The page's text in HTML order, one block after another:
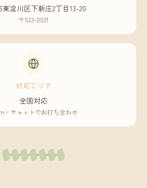
東淀川区下新庄2丁目13-20
〒533-0021
対応エリア
全国対応
・チャットでお打ち合わせ